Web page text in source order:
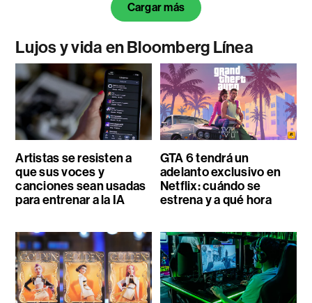
Cargar más
Lujos y vida en Bloomberg Línea
Artistas se resisten a
que sus voces y
canciones sean usadas
para entrenar a la IA
GTA 6 tendrá un
adelanto exclusivo en
Netflix: cuándo se
estrena y a qué hora